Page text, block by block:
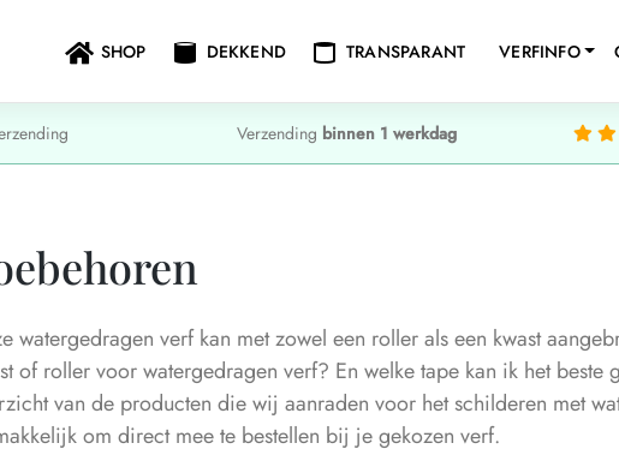
SHOP DEKKEND TRANSPARANT VERFINFO
Verzending binnen 1 werkdag
watergedragen verf kan met zowel een roller als een kwast
of roller voor watergedragen verf? En welke tape kan ik het
van de producten die wij aanraden voor het schilderen met
om direct mee te bestellen bij je gekozen verf.